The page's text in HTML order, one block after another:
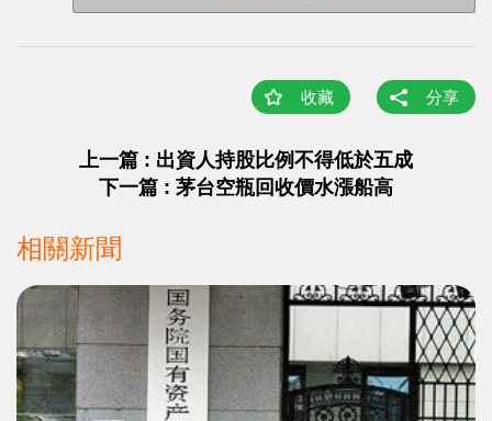
收藏 分享
上一篇 : 出資人持股比例不得低於五成
下一篇 : 茅台空瓶回收價水漲船高
相關新聞